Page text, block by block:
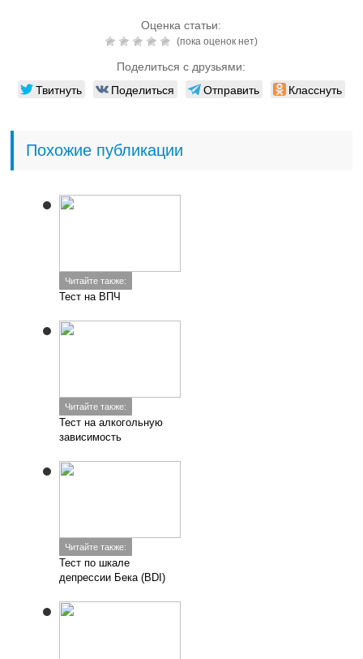
Оценка статьи:
(пока оценок нет)
Поделиться с друзьями:
Твитнуть Поделиться Отправить Класснуть
Похожие публикации
Читайте также:
Тест на ВПЧ
Читайте также:
Тест на алкогольную
зависимость
Читайте также:
Тест по шкале
депрессии Бека (BDI)